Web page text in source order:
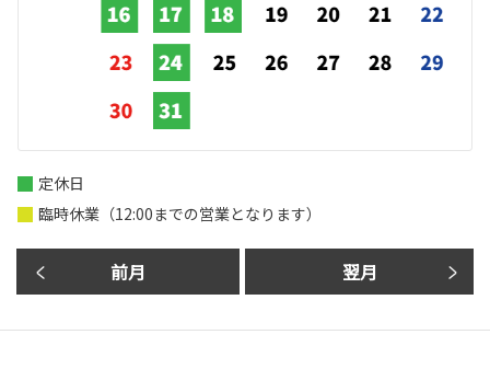
前月 翌月
定休日
臨時休業（12:00までの営業となります）